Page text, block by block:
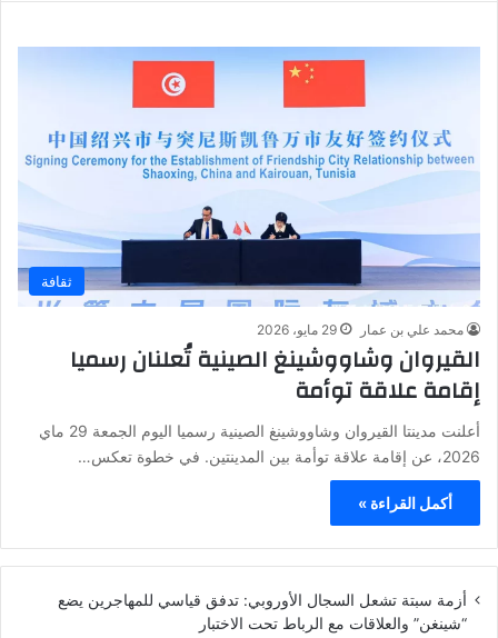
ثقافة
محمد علي بن عمار 29 مايو، 2026
القيروان وشاووشينغ الصينية تُعلنان رسميا
إقامة علاقة توأمة
أعلنت مدينتا القيروان وشاووشينغ الصينية رسميا اليوم الجمعة 29 ماي
2026، عن إقامة علاقة توأمة بين المدينتين. في خطوة تعكس…
أكمل القراءة »
أزمة سبتة تشعل السجال الأوروبي: تدفق قياسي للمهاجرين يضع
“شينغن” والعلاقات مع الرباط تحت الاختبار